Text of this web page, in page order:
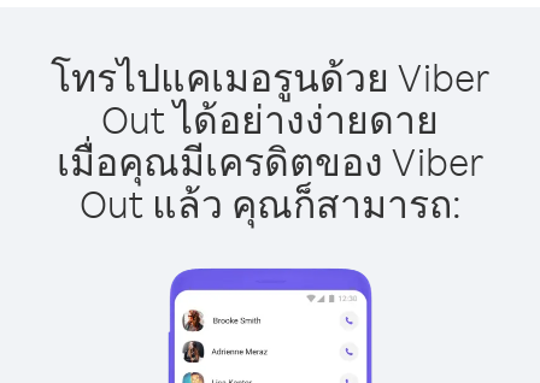
โทรไปแคเมอรูนด้วย Viber
Out ได้อย่างง่ายดาย
เมื่อคุณมีเครดิตของ Viber
Out แล้ว คุณก็สามารถ: